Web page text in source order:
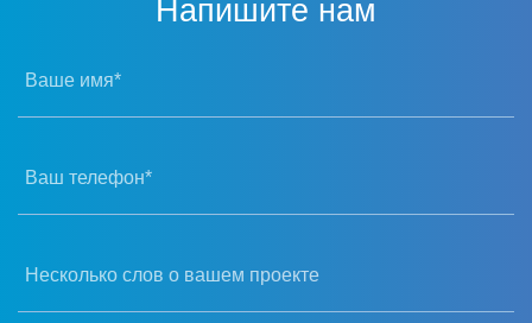
Напишите нам
Ваше имя*
Ваш телефон*
Несколько слов о вашем проекте